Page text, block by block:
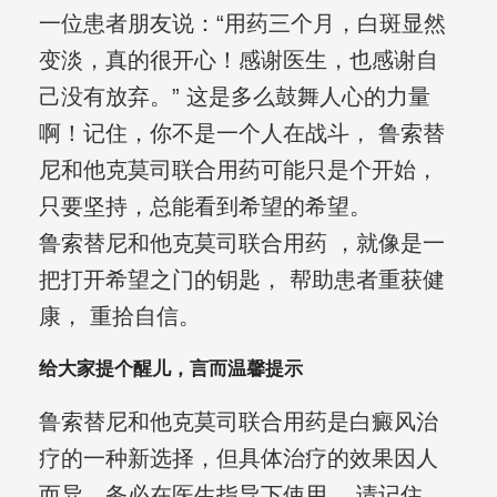
一位患者朋友说：“用药三个月，白斑显然
变淡，真的很开心！感谢医生，也感谢自
己没有放弃。” 这是多么鼓舞人心的力量
啊！记住，你不是一个人在战斗， 鲁索替
尼和他克莫司联合用药可能只是个开始，
只要坚持，总能看到希望的希望。
鲁索替尼和他克莫司联合用药 ，就像是一
把打开希望之门的钥匙， 帮助患者重获健
康， 重拾自信。
给大家提个醒儿，言而温馨提示
鲁索替尼和他克莫司联合用药是白癜风治
疗的一种新选择，但具体治疗的效果因人